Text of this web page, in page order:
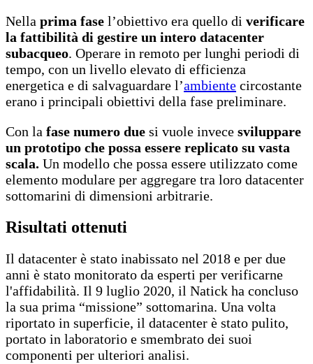
Nella prima fase l’obiettivo era quello di verificare
la fattibilità di gestire un intero datacenter
subacqueo. Operare in remoto per lunghi periodi di
tempo, con un livello elevato di efficienza
energetica e di salvaguardare l’ambiente circostante
erano i principali obiettivi della fase preliminare.
Con la fase numero due si vuole invece sviluppare
un prototipo che possa essere replicato su vasta
scala. Un modello che possa essere utilizzato come
elemento modulare per aggregare tra loro datacenter
sottomarini di dimensioni arbitrarie.
Risultati ottenuti
Il datacenter è stato inabissato nel 2018 e per due
anni è stato monitorato da esperti per verificarne
l'affidabilità. Il 9 luglio 2020, il Natick ha concluso
la sua prima “missione” sottomarina. Una volta
riportato in superficie, il datacenter è stato pulito,
portato in laboratorio e smembrato dei suoi
componenti per ulteriori analisi.